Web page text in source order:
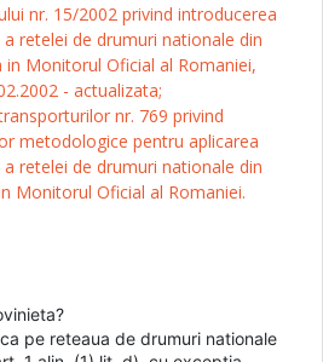
nr. 15/2002 privind introducerea
retelei de drumuri nationale din
in Monitorul Oficial al Romaniei,
- actualizata;
nr. 769 privind
metodologice pentru aplicarea
retelei de drumuri nationale din
Monitorul Oficial al Romaniei.
pe reteaua de drumuri nationale